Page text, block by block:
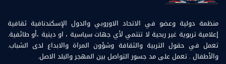
منظمة دولية وعضو في الاتحاد الاوروبي والدول الإسكندنافية ثقافية
إعلامية تربوية غير ربحية لا تنتمي لأي جهات سياسية ، او دينية ،أو طائفية.
تعمل في حقول التربية والثقافة وشؤون المراة والابداع لدى الشباب.
والأطفال . تعمل على مد جسور التواصل بين المهجر والبلد الاصل.